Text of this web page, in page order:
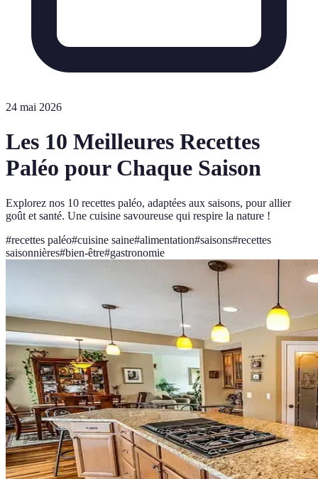
24 mai 2026
Les 10 Meilleures Recettes
Paléo pour Chaque Saison
Explorez nos 10 recettes paléo, adaptées aux saisons, pour allier
goût et santé. Une cuisine savoureuse qui respire la nature !
#recettes paléo#cuisine saine#alimentation#saisons#recettes
saisonnières#bien-être#gastronomie